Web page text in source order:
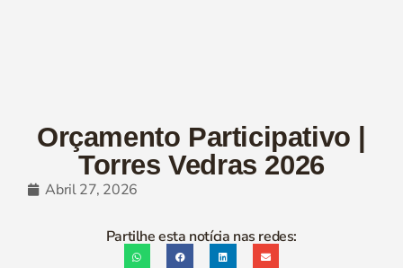
Orçamento Participativo |
Torres Vedras 2026
Abril 27, 2026
Partilhe esta notícia nas redes: